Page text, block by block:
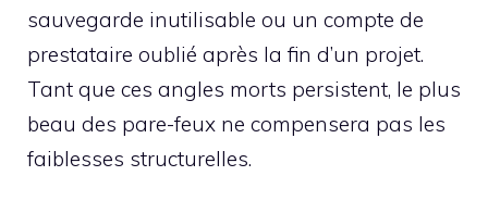
sauvegarde inutilisable ou un compte de
prestataire oublié après la fin d’un projet.
Tant que ces angles morts persistent, le plus
beau des pare-feux ne compensera pas les
faiblesses structurelles.